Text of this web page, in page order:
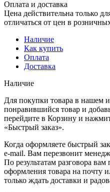
Оплата и доставка
Цена действительна только
отличаться от цен в
Наличие
Как купить
Оплата
Доставка
Наличие
Для покупки товара в нашем
понравившийся товар и
перейдите в Корзину и
«Быстрый заказ».
Когда оформляете быстрый
e-mail. Вам перезвонит
По результатам разговора
оформления товара на почту
только ждать доставки и